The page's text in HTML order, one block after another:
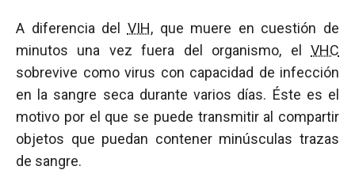
A diferencia del VIH, que muere en cuestión de
minutos una vez fuera del organismo, el VHC
sobrevive como virus con capacidad de infección
en la sangre seca durante varios días. Éste es el
motivo por el que se puede transmitir al compartir
objetos que puedan contener minúsculas trazas
de sangre.